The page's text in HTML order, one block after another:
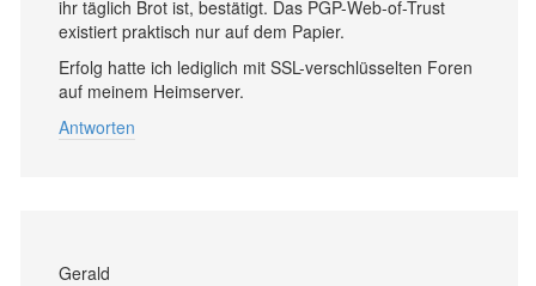
ihr täglich Brot ist, bestätigt. Das PGP-Web-of-Trust
existiert praktisch nur auf dem Papier.
Erfolg hatte ich lediglich mit SSL-verschlüsselten Foren
auf meinem Heimserver.
Antworten
Gerald